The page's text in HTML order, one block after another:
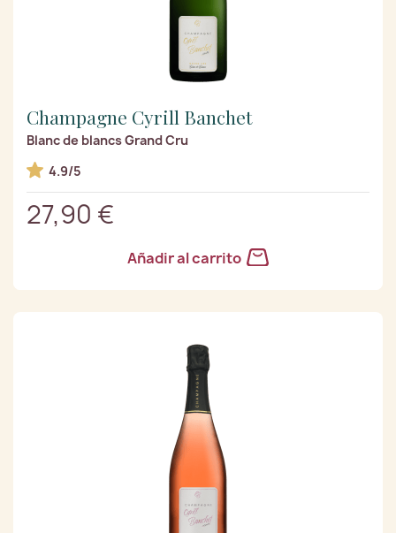
Champagne Cyrill Banchet
Blanc de blancs Grand Cru
4.9/5
27,90 €
Añadir al carrito